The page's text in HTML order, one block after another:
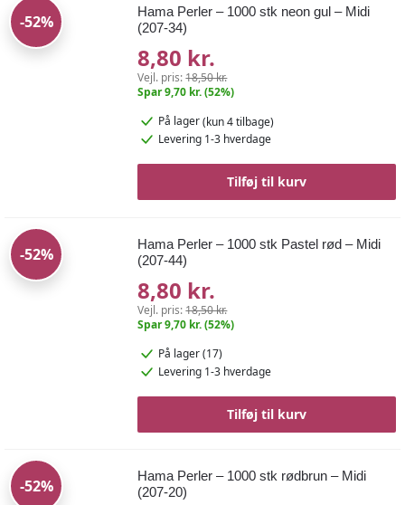
-52%
Hama Perler – 1000 stk neon gul – Midi
(207-34)
8,80 kr.
Vejl. pris:18,50 kr.
Spar 9,70 kr. (52%)
På lager(kun 4 tilbage)
Levering 1-3 hverdage
Tilføj til kurv
-52%
Hama Perler – 1000 stk Pastel rød – Midi
(207-44)
8,80 kr.
Vejl. pris:18,50 kr.
Spar 9,70 kr. (52%)
På lager (17)
Levering 1-3 hverdage
Tilføj til kurv
-52%
Hama Perler – 1000 stk rødbrun – Midi
(207-20)